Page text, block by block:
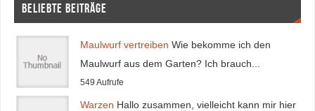
Beliebte Beiträge
Maulwurf vertreiben Wie bekomme ich den
Maulwurf aus dem Garten? Ich brauch...
549 Aufrufe
Warzen Hallo zusammen, vielleicht kann mir hier